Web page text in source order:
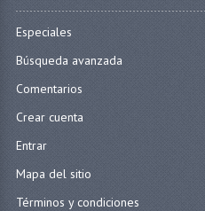
Especiales
Búsqueda avanzada
Comentarios
Crear cuenta
Entrar
Mapa del sitio
Términos y condiciones